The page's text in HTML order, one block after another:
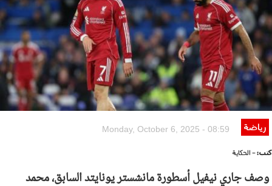
رياضة Monday, October 6, 2025 - 08:59
كتب:- الحكاية
وصف جاري نيفيل أسطورة مانشستر يونايتد السابق، محمد